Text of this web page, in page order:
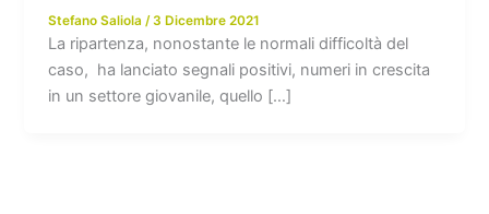
Stefano Saliola/3 Dicembre 2021
La ripartenza, nonostante le normali difficoltà del
caso, ha lanciato segnali positivi, numeri in crescita
in un settore giovanile, quello […]